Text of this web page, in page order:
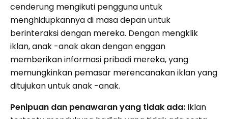
cenderung mengikuti pengguna untuk
menghidupkannya di masa depan untuk
berinteraksi dengan mereka. Dengan mengklik
iklan, anak -anak akan dengan enggan
memberikan informasi pribadi mereka, yang
memungkinkan pemasar merencanakan iklan yang
ditujukan untuk anak -anak.
Penipuan dan penawaran yang tidak ada: Iklan